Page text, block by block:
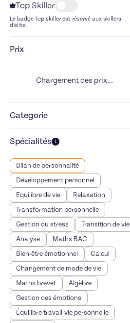
Top Skiller
Le badge Top skiller est réservé aux skillers
d’élite.
Prix
Chargement des prix...
Categorie
Spécialités 1
Bilan de personnalité
Développement personnel
Equilibre de vie
Relaxation
Transformation personnelle
Gestion du stress
Transition de vie
Analyse
Maths BAC
Bien-être émotionnel
Calcul
Changement de mode de vie
Maths brevet
Algèbre
Gestion des émotions
Équilibre travail-vie personnelle